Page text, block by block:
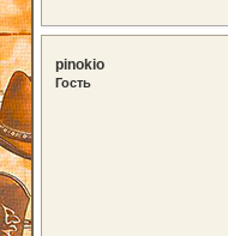
pinokio
Гость